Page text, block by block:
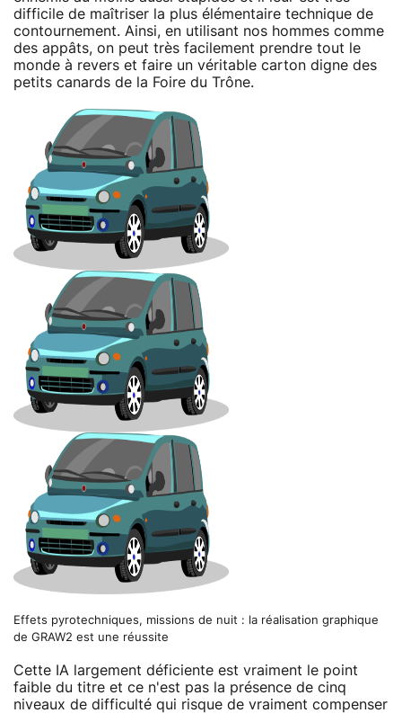
difficile de maîtriser la plus élémentaire technique de
contournement. Ainsi, en utilisant nos hommes comme
des appâts, on peut très facilement prendre tout le
monde à revers et faire un véritable carton digne des
petits canards de la Foire du Trône.
Effets pyrotechniques, missions de nuit : la réalisation graphique
de GRAW2 est une réussite
Cette IA largement déficiente est vraiment le point
faible du titre et ce n'est pas la présence de cinq
niveaux de difficulté qui risque de vraiment compenser